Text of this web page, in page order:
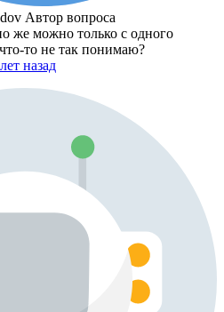
Автор вопроса
же можно только с одного
то не так понимаю?
назад